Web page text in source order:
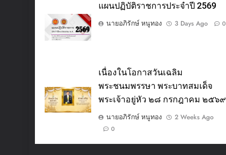
แผนปฏิบัติราชการประจำปี 2569
นายอภิรักษ์ หนูทอง
3 Days Ago 0
เนื่องในโอกาสวันเฉลิม
พระชนมพรรษา พระบาทสมเด็จ
พระเจ้าอยู่หัว ๒๘ กรกฎาคม ๒๕๖๙
นายอภิรักษ์ หนูทอง
2 Weeks Ago
0